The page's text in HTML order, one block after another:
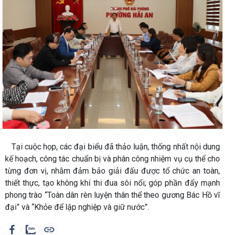
Tại cuộc họp, các đại biểu đã thảo luận, thống nhất nội dung
kế hoạch, công tác chuẩn bị và phân công nhiệm vụ cụ thể cho
từng đơn vị, nhằm đảm bảo giải đấu được tổ chức an toàn,
thiết thực, tạo không khí thi đua sôi nổi; góp phần đẩy mạnh
phong trào “Toàn dân rèn luyện thân thể theo gương Bác Hồ vĩ
đại” và “Khỏe để lập nghiệp và giữ nước”.